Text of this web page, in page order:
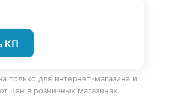
КП
только для интернет-магазина и
цен в розничных магазинах.